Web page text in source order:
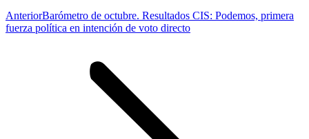
AnteriorPublicación
anterior:
Barómetro de octubre. Resultados CIS: Podemos, primera
fuerza política en intención de voto directo